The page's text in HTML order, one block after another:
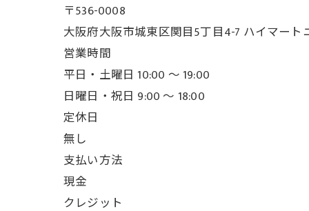
〒536-0008
大阪府大阪市城東区関目5丁目4-7 ハイマート
営業時間
平日・土曜日 10:00 ～ 19:00
日曜日・祝日 9:00 ～ 18:00
定休日
無し
支払い方法
現金
クレジット